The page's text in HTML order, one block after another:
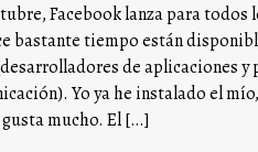
Facebook lanza para todos
bastante tiempo están
de aplicaciones y
Yo ya he instalado el
mucho. El […]